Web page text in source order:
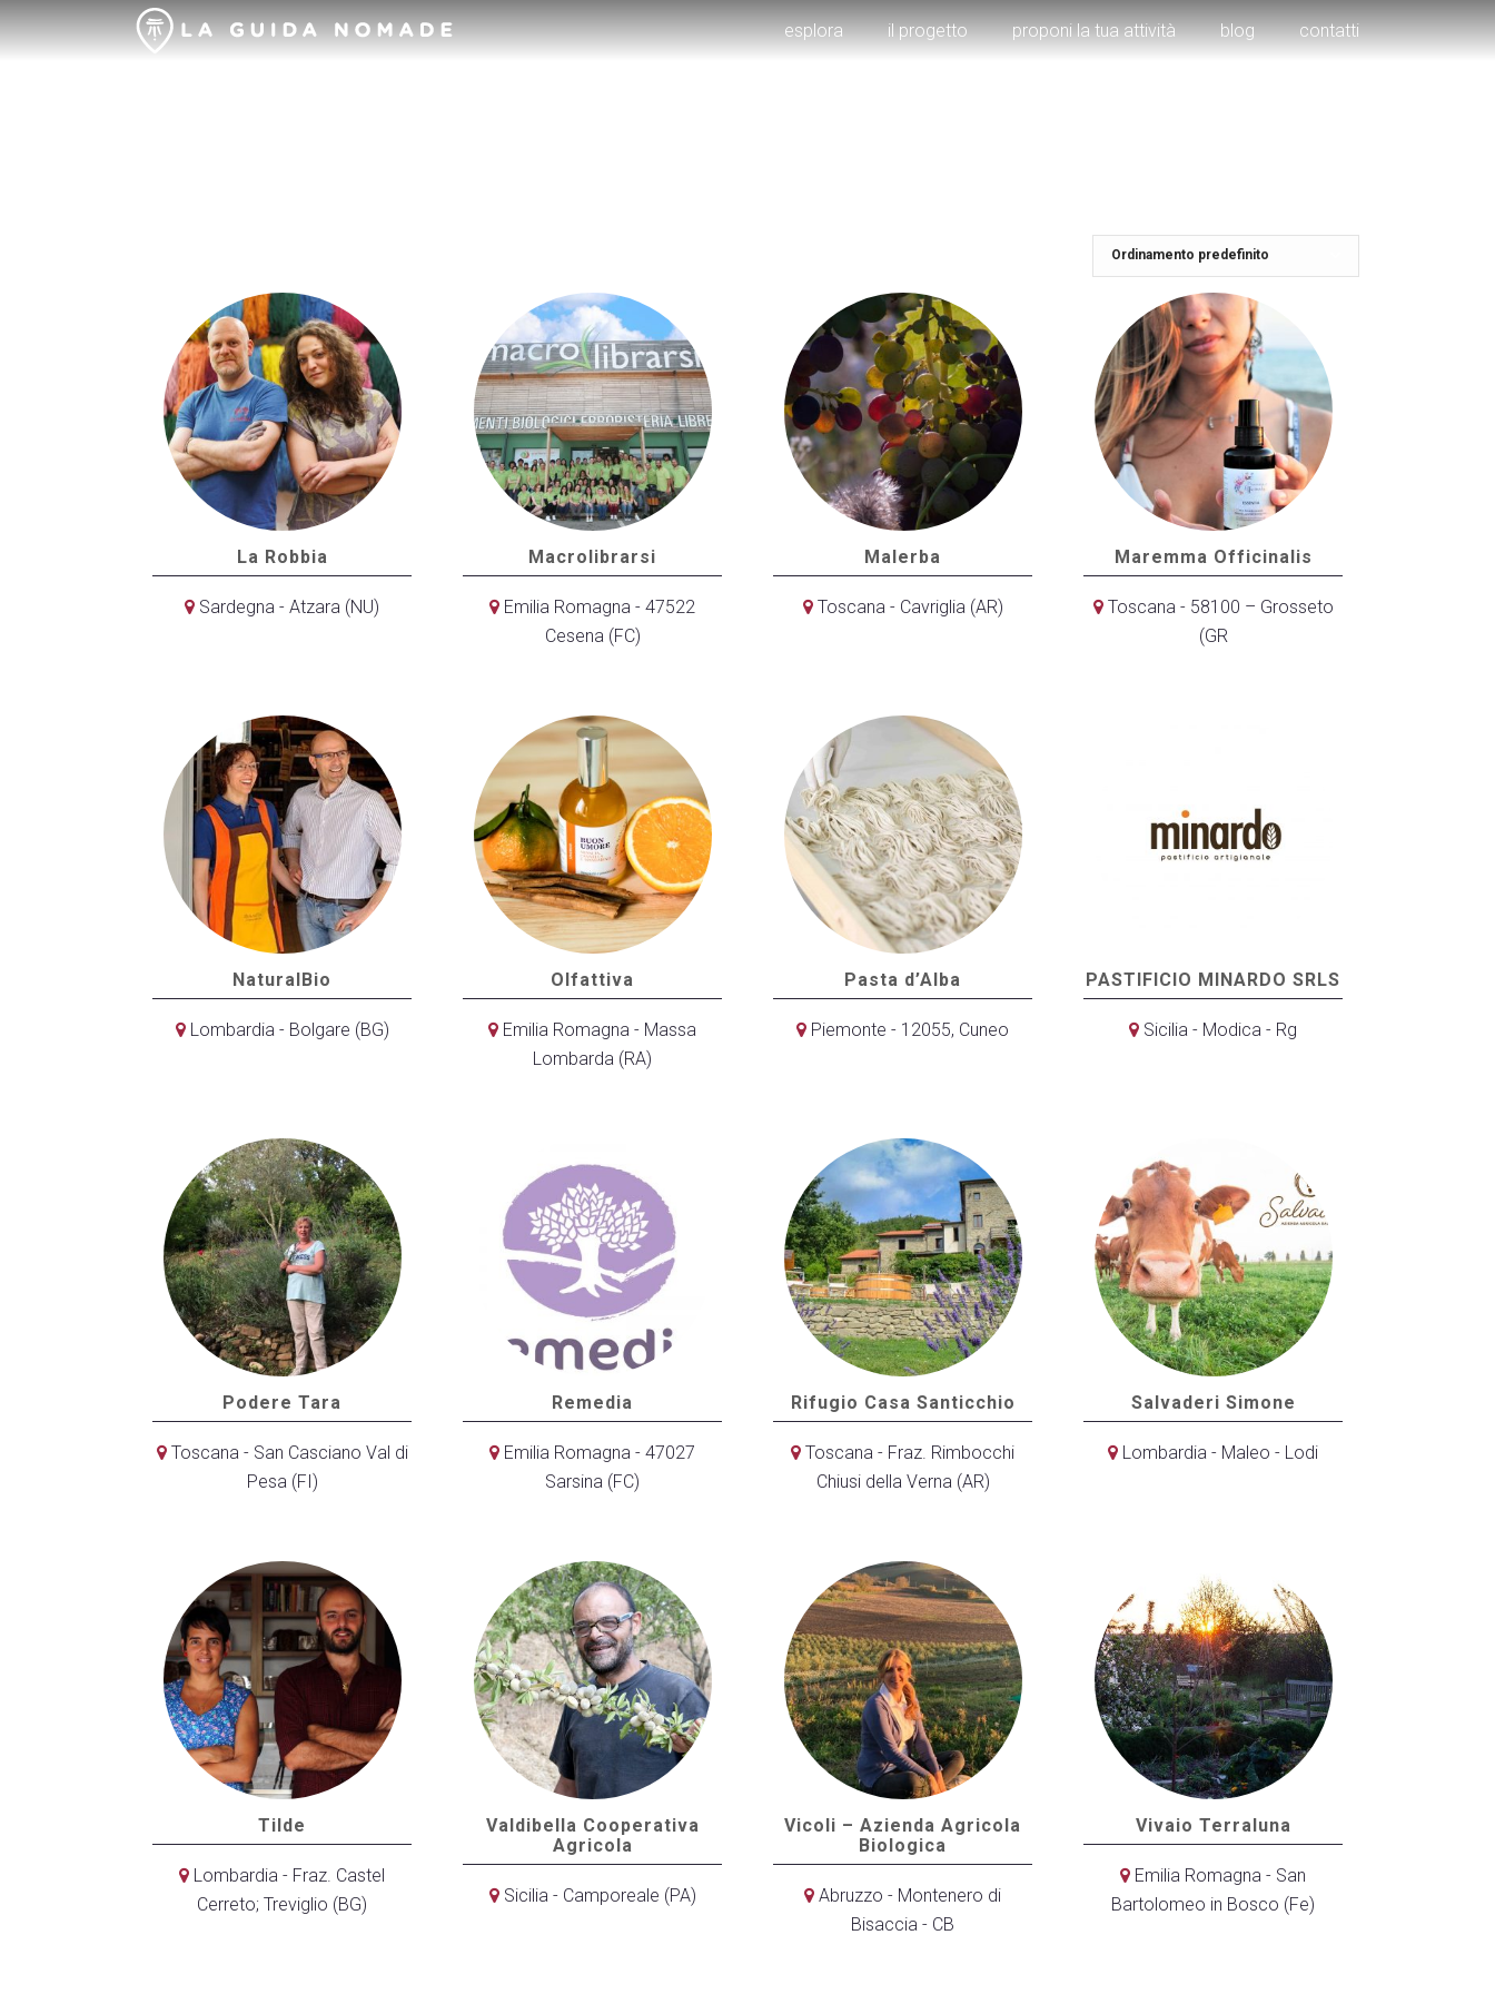
esplora il progetto proponi la tua attività blog contatti
La Robbia
Sardegna - Atzara (NU)
Macrolibrarsi
Emilia Romagna - 47522
Cesena (FC)
Malerba
Toscana - Cavriglia (AR)
Maremma Officinalis
Toscana - 58100 – Grosseto
(GR
NaturalBio
Lombardia - Bolgare (BG)
Olfattiva
Emilia Romagna - Massa
Lombarda (RA)
Pasta d’Alba
Piemonte - 12055, Cuneo
PASTIFICIO MINARDO SRLS
Sicilia - Modica - Rg
Podere Tara
Toscana - San Casciano Val di
Pesa (FI)
Remedia
Emilia Romagna - 47027
Sarsina (FC)
Rifugio Casa Santicchio
Toscana - Fraz. Rimbocchi
Chiusi della Verna (AR)
Salvaderi Simone
Lombardia - Maleo - Lodi
Tilde
Lombardia - Fraz. Castel
Cerreto; Treviglio (BG)
Valdibella Cooperativa
Agricola
Sicilia - Camporeale (PA)
Vicoli – Azienda Agricola
Biologica
Abruzzo - Montenero di
Bisaccia - CB
Vivaio Terraluna
Emilia Romagna - San
Bartolomeo in Bosco (Fe)